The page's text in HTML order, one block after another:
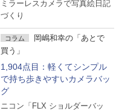
ミラーレスカメラで写真絵日記
づくり
コラム
岡嶋和幸の「あとで
買う」
1,904点目：軽くてシンプル
で持ち歩きやすいカメラバッ
グ
ニコン「FLX ショルダーバッ